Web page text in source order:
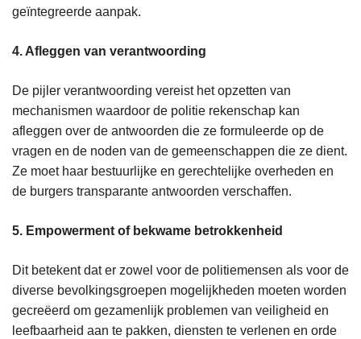
geïntegreerde aanpak.
4. Afleggen van verantwoording
De pijler verantwoording vereist het opzetten van
mechanismen waardoor de politie rekenschap kan
afleggen over de antwoorden die ze formuleerde op de
vragen en de noden van de gemeenschappen die ze dient.
Ze moet haar bestuurlijke en gerechtelijke overheden en
de burgers transparante antwoorden verschaffen.
5. Empowerment of bekwame betrokkenheid
Dit betekent dat er zowel voor de politiemensen als voor de
diverse bevolkingsgroepen mogelijkheden moeten worden
gecreëerd om gezamenlijk problemen van veiligheid en
leefbaarheid aan te pakken, diensten te verlenen en orde